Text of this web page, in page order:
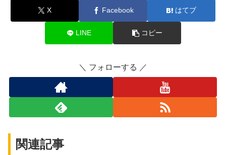
X Facebook はてブ
LINE コピー
フォローする
関連記事